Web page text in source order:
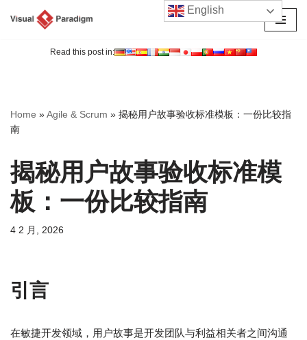
Read this post in:
Home »Agile & Scrum » 揭秘用户故事验收标准模板：一份比较指
南
揭秘用户故事验收标准模
板：一份比较指南
4 2 月, 2026
引言
在敏捷开发领域，用户故事是开发团队与利益相关者之间沟通
English